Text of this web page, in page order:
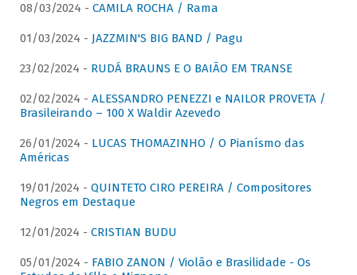
08/03/2024 - CAMILA ROCHA / Rama
01/03/2024 - JAZZMIN'S BIG BAND / Pagu
23/02/2024 - RUDÁ BRAUNS E O BAIÃO EM TRANSE
02/02/2024 - ALESSANDRO PENEZZI e NAILOR PROVETA /
Brasileirando – 100 X Waldir Azevedo
26/01/2024 - LUCAS THOMAZINHO / O Pianísmo das
Américas
19/01/2024 - QUINTETO CIRO PEREIRA / Compositores
Negros em Destaque
12/01/2024 - CRISTIAN BUDU
05/01/2024 - FABIO ZANON / Violão e Brasilidade - Os